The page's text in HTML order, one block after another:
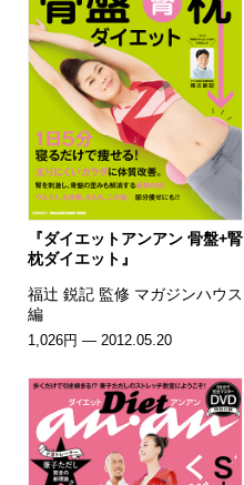
『ダイエットアンアン 骨盤+腎
枕ダイエット』
福辻 鋭記 監修 マガジンハウス
編
1,026円 — 2012.05.20